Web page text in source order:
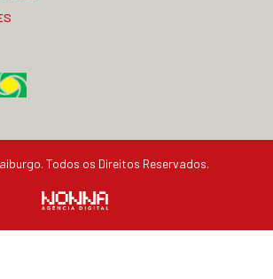
Todos os Direitos Reservados.